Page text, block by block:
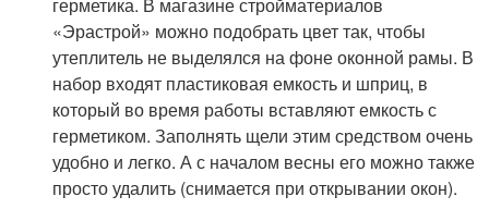
«Эрастрой» можно подобрать цвет так, чтобы
утеплитель не выделялся на фоне оконной рамы. В
набор входят пластиковая емкость и шприц, в
который во время работы вставляют емкость с
герметиком. Заполнять щели этим средством очень
удобно и легко. А с началом весны его можно также
просто удалить (снимается при открывании окон).